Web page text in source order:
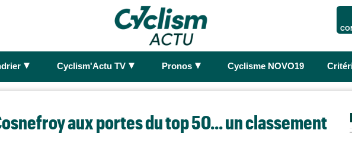
► Cyclism'Actu TV ► Pronos ► Cyclisme NOVO19
aux portes du top 50... un classement